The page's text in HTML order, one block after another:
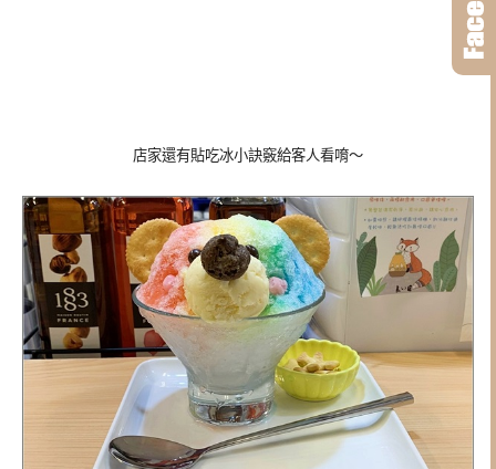
店家還有貼吃冰小訣竅給客人看唷～